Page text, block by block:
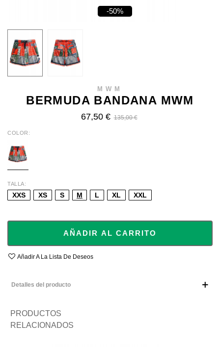
-50%
MWM
BERMUDA BANDANA MWM
67,50 € 135,00 €
COLOR
TALLA
XXS XS S M L XL XXL
AÑADIR AL CARRITO
Añadir A La Lista De Deseos
Detalles del producto
PRODUCTOS
RELACIONADOS